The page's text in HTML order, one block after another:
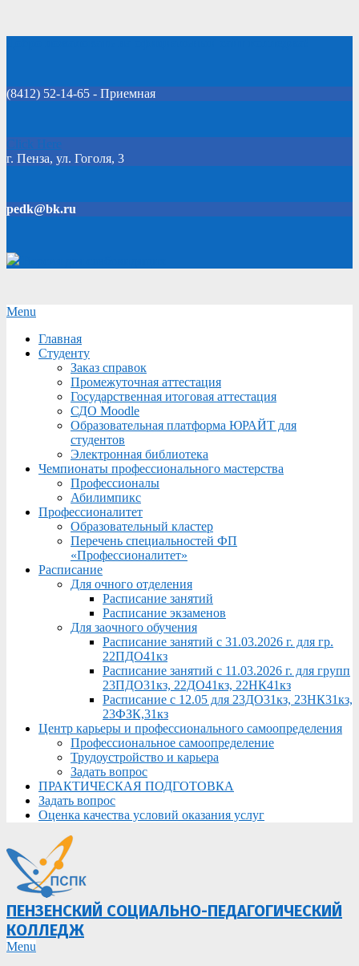
(8412) 52-14-65 - Приемная
Click Here
г. Пенза, ул. Гоголя, 3
pedk@bk.ru
Secondary
Menu
Menu
Главная
Студенту
Заказ справок
Промежуточная аттестация
Государственная итоговая аттестация
СДО Moodle
Образовательная платформа ЮРАЙТ для
студентов
Электронная библиотека
Чемпионаты профессионального мастерства
Профессионалы
Абилимпикс
Профессионалитет
Образовательный кластер
Перечень специальностей ФП
«Профессионалитет»
Расписание
Для очного отделения
Расписание занятий
Расписание экзаменов
Для заочного обучения
Расписание занятий с 31.03.2026 г. для гр.
22ПДО41кз
Расписание занятий с 11.03.2026 г. для групп
23ПДО31кз, 22ДО41кз, 22НК41кз
Расписание с 12.05 для 23ДО31кз, 23НК31кз,
23ФЗК,31кз
Центр карьеры и профессионального самоопределения
Профессиональное самоопределение
Трудоустройство и карьера
Задать вопрос
ПРАКТИЧЕСКАЯ ПОДГОТОВКА
Задать вопрос
Оценка качества условий оказания услуг
ПЕНЗЕНСКИЙ СОЦИАЛЬНО-ПЕДАГОГИЧЕСКИЙ
КОЛЛЕДЖ
Primary
Menu